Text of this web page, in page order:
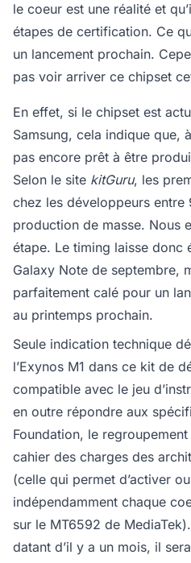
le coeur est une réalité et
étapes de certification. Ce
un lancement prochain.
pas voir arriver ce chipset
En effet, si le chipset est
Samsung, cela indique que,
pas encore prêt à être
Selon le site kitGuru, les
chez les développeurs entre
production de masse. Nous
étape. Le timing laisse donc
Galaxy Note de septembre,
parfaitement calé pour un
au printemps prochain.
Seule indication technique
l’Exynos M1 dans ce kit de
compatible avec le jeu
en outre répondre aux
Foundation, le
cahier des charges des
(celle qui permet d’activer
indépendamment chaque
sur le MT6592 de
datant d’il y a un mois, il